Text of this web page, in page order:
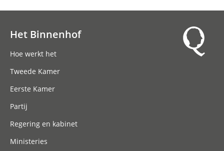
Het Binnenhof
Hoe werkt het
Tweede Kamer
Eerste Kamer
Partij
Regering en kabinet
Ministeries